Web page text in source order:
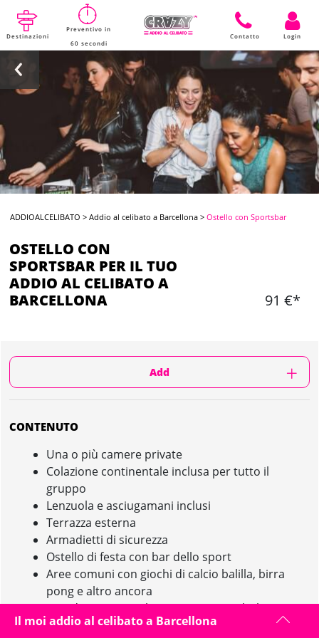
Destinazioni
Preventivo in
60 secondi
Contatto Login
ADDIOALCELIBATO >Addio al celibato a Barcellona >Ostello con Sportsbar
OSTELLO CON
SPORTSBAR PER IL TUO
ADDIO AL CELIBATO A
BARCELLONA
91 €*
Add
CONTENUTO
Una o più camere private
Colazione continentale inclusa per tutto il
gruppo
Lenzuola e asciugamani inclusi
Terrazza esterna
Armadietti di sicurezza
Ostello di festa con bar dello sport
Aree comuni con giochi di calcio balilla, birra
pong e altro ancora
25% di sconto per l'intero gruppo sul cibo
dell'ostello
Il moi addio al celibato a Barcellona